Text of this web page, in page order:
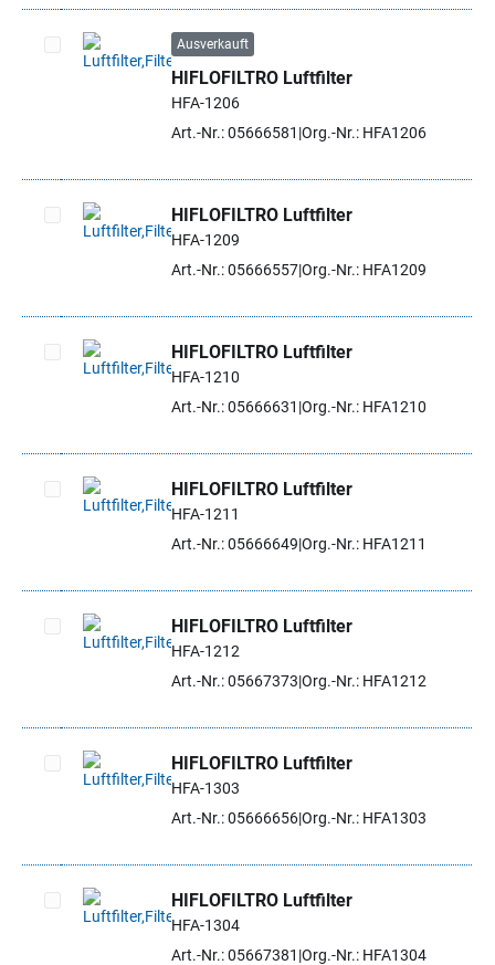
Artikel auswählen
Ausverkauft
HIFLOFILTRO Luftfilter
HFA-1206
Art.-Nr.: 05666581 Org.-Nr.: HFA1206
Artikel auswählen
HIFLOFILTRO Luftfilter
HFA-1209
Art.-Nr.: 05666557Org.-Nr.: HFA1209
Artikel auswählen
HIFLOFILTRO Luftfilter
HFA-1210
Art.-Nr.: 05666631 Org.-Nr.: HFA1210
Artikel auswählen
HIFLOFILTRO Luftfilter
HFA-1211
Art.-Nr.: 05666649 Org.-Nr.: HFA1211
Artikel auswählen
HIFLOFILTRO Luftfilter
HFA-1212
Art.-Nr.: 05667373 Org.-Nr.: HFA1212
Artikel auswählen
HIFLOFILTRO Luftfilter
HFA-1303
Art.-Nr.: 05666656Org.-Nr.: HFA1303
Artikel auswählen
HIFLOFILTRO Luftfilter
HFA-1304
Art.-Nr.: 05667381 Org.-Nr.: HFA1304